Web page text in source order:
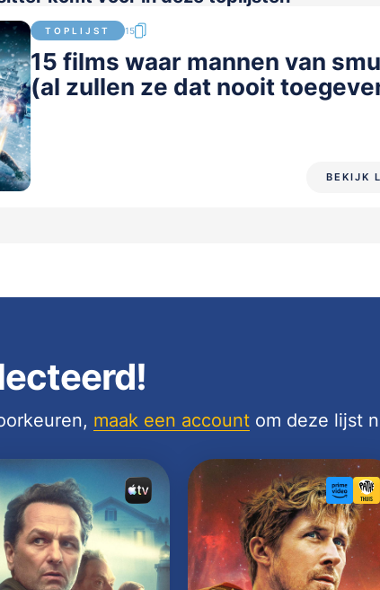
TOPLIJST 15
15 films waar mannen van
(al zullen ze dat nooit
BEKIJK
maak een account om deze lijst